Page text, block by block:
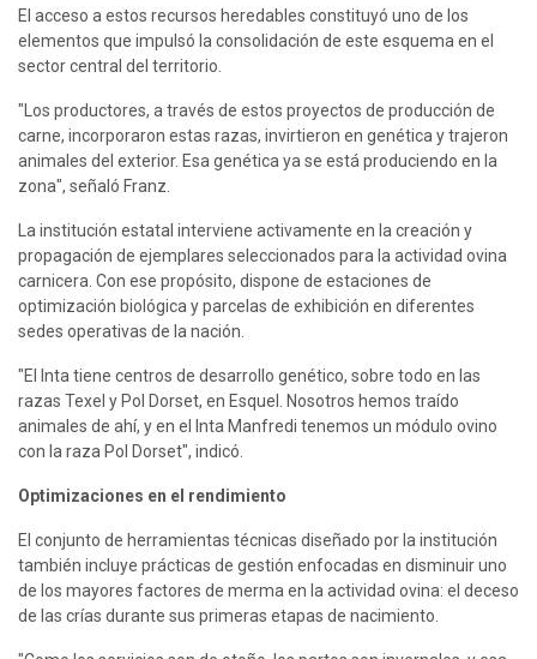
El acceso a estos recursos heredables constituyó uno de los
elementos que impulsó la consolidación de este esquema en el
sector central del territorio.
"Los productores, a través de estos proyectos de producción de
carne, incorporaron estas razas, invirtieron en genética y trajeron
animales del exterior. Esa genética ya se está produciendo en la
zona", señaló Franz.
La institución estatal interviene activamente en la creación y
propagación de ejemplares seleccionados para la actividad ovina
carnicera. Con ese propósito, dispone de estaciones de
optimización biológica y parcelas de exhibición en diferentes
sedes operativas de la nación.
"El Inta tiene centros de desarrollo genético, sobre todo en las
razas Texel y Pol Dorset, en Esquel. Nosotros hemos traído
animales de ahí, y en el Inta Manfredi tenemos un módulo ovino
con la raza Pol Dorset", indicó.
Optimizaciones en el rendimiento
El conjunto de herramientas técnicas diseñado por la institución
también incluye prácticas de gestión enfocadas en disminuir uno
de los mayores factores de merma en la actividad ovina: el deceso
de las crías durante sus primeras etapas de nacimiento.